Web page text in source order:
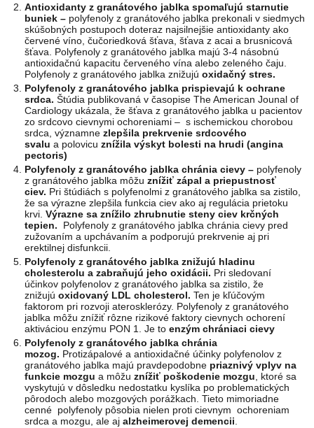
Antioxidanty z granátového jablka spomaľujú starnutie
buniek – polyfenoly z granátového jablka prekonali v siedmych
skúšobných postupoch doteraz najsilnejšie antioxidanty ako
červené víno, čučoriedková šťava, šťava z acai a brusnicová
šťava. Polyfenoly z granátového jablka majú 3-4 násobnú
antioxidačnú kapacitu červeného vína alebo zeleného čaju.
Polyfenoly z granátového jablka znižujúoxidačný stres.
Polyfenoly z granátového jablka prispievajú k ochrane
srdca.Štúdia publikovaná v časopise The American Jounal of
Cardiology ukázala, že šťava z granátového jablka u pacientov
zo srdcovo cievnymi ochoreniami – s ischemickou chorobou
srdca, významnezlepšila prekrvenie srdcového
svalu a polovicuznížila výskyt bolesti na hrudi (angina
pectoris)
Polyfenoly z granátového jablka chránia cievy – polyfenoly
z granátového jablka môžuznížiť zápal a priepustnosť
ciev. Pri štúdiách s polyfenolmi z granátového jablka sa zistilo,
že sa výrazne zlepšila funkcia ciev ako aj regulácia prietoku
krvi.Výrazne sa znížilo zhrubnutie steny ciev krčných
tepien.
Polyfenoly z granátového jablka chránia cievy pred
zužovaním a upchávaním a podporujú prekrvenie aj pri
erektilnej disfunkcii.
Polyfenoly z granátového jablka znižujú hladinu
cholesterolu a zabraňujú jeho oxidácii. Pri sledovaní
účinkov polyfenolov z granátového jablka sa zistilo, že
znižujúoxidovaný LDL cholesterol.Ten je kľúčovým
faktorom pri rozvoji aterosklerózy. Polyfenoly z granátového
jablka môžu znížiť rôzne rizikové faktory cievnych ochorení
aktiváciou enzýmu PON 1. Je toenzým chrániaci cievy
Polyfenoly z granátového jablka chránia
mozog. Protizápalové a antioxidačné účinky polyfenolov z
granátového jablka majú pravdepodobne priaznivý vplyv na
funkcie mozgu a môžuznížiť poškodenie mozgu, ktoré sa
vyskytujú v dôsledku nedostatku kyslíka po problematických
pôrodoch alebo mozgových porážkach. Tieto mimoriadne
cenné polyfenoly pôsobia nielen proti cievnym ochoreniam
srdca a mozgu, ale ajalzheimerovej demencii.